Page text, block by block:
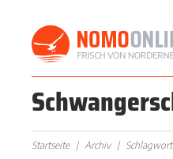
Startseite Archiv